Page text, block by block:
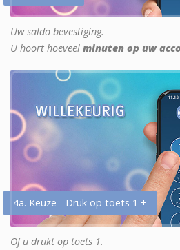
Uw saldo bevestiging.
U hoort hoeveel minuten op uw
4a. Keuze - Druk op toets 1 +
Of u drukt op toets 1.